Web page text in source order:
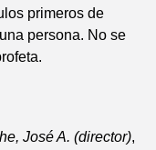
primeros de
persona. No se
José A. (director),